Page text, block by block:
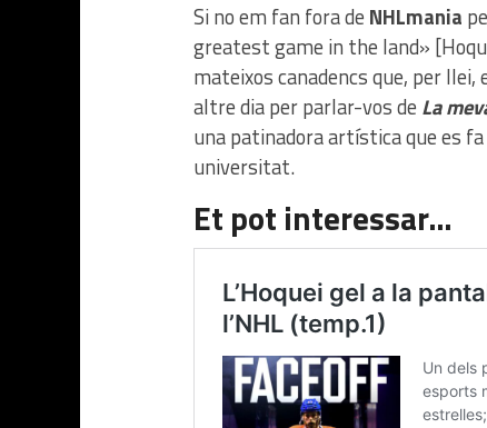
Si no em fan fora de NHLmania
greatest game in the land»
mateixos canadencs que, per
altre dia per parlar-vos de La
una patinadora artística que es fa
universitat.
Et pot interessar…